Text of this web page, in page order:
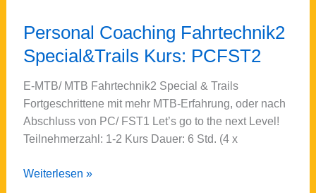
Personal Coaching Fahrtechnik2
Special&Trails Kurs: PCFST2
E-MTB/ MTB Fahrtechnik2 Special & Trails
Fortgeschrittene mit mehr MTB-Erfahrung, oder nach
Abschluss von PC/ FST1 Let’s go to the next Level!
Teilnehmerzahl: 1-2 Kurs Dauer: 6 Std. (4 x
Personal
Weiterlesen »